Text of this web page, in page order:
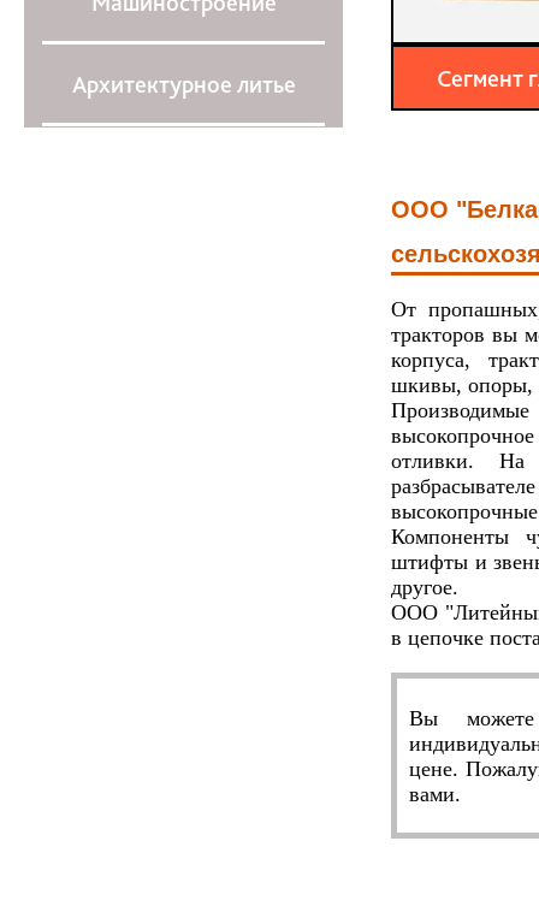
Архитектурное литье Сегмент
ООО
От
тракторов вы
корпуса,
шкивы, опоры,
отливки. На
Компоненты
штифты и
другое.
ООО
в цепочке
Вы можете
цене.
вами.